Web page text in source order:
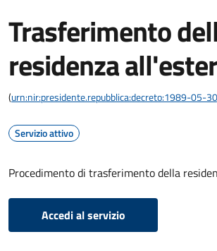
Trasferimento
residenza
(urn:nir:presidente.repubblica:decreto:1989-05-
Servizio attivo
Procedimento di trasferimento della
Accedi al servizio